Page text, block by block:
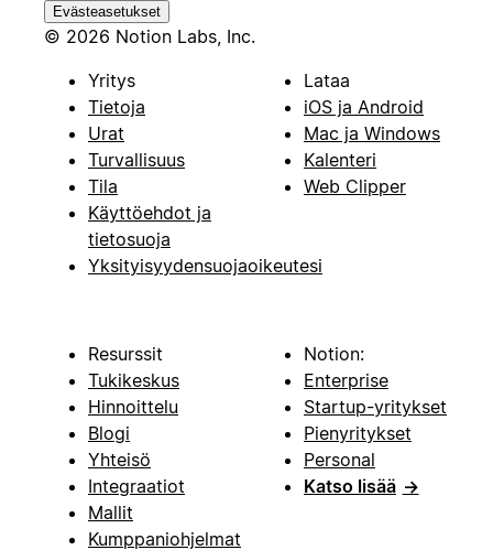
Evästeasetukset
© 2026 Notion Labs, Inc.
Yritys
Tietoja
Urat
Turvallisuus
Tila
Käyttöehdot ja
tietosuoja
Yksityisyydensuojaoikeutesi
Lataa
iOS ja Android
Mac ja Windows
Kalenteri
Web Clipper
Resurssit
Tukikeskus
Hinnoittelu
Blogi
Yhteisö
Integraatiot
Mallit
Kumppaniohjelmat
Notion:
Enterprise
Startup-yritykset
Pienyritykset
Personal
Katso lisää →